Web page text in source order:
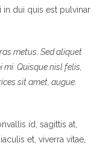
in dui quis est pulvinar
metus. Sed aliquet
Quisque nisl felis,
sit amet, augue.
id, sagittis at,
et, viverra vitae,